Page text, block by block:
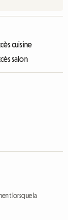
cuisine
salon
lorsque la